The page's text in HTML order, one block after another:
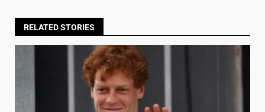
RELATED STORIES